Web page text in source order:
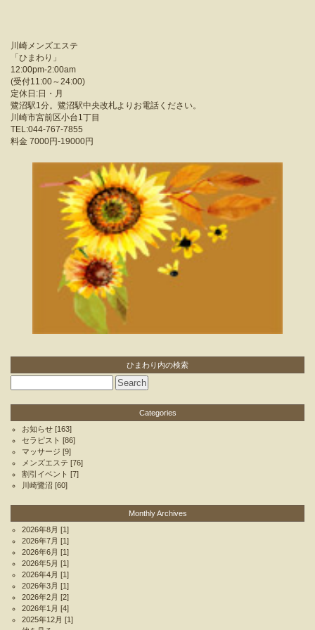
川崎メンズエステ
「ひまわり 」
12:00pm-2:00am
(受付11:00～24:00)
定休日:日・月
鷺沼駅1分。鷺沼駅中央改札よりお電話ください。
川崎市宮前区小台1丁目
TEL:044-767-7855
料金 7000円-19000円
ひまわり内の検索
Categories
お知らせ [163]
セラピスト [86]
マッサージ [9]
メンズエステ [76]
割引イベント [7]
川崎鷺沼 [60]
Monthly Archives
2026年8月 [1]
2026年7月 [1]
2026年6月 [1]
2026年5月 [1]
2026年4月 [1]
2026年3月 [1]
2026年2月 [2]
2026年1月 [4]
2025年12月 [1]